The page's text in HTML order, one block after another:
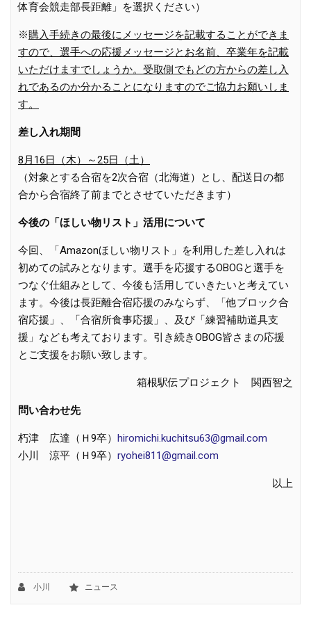
体育会競走部長距離」を選択ください）
※購入手続きの最後にメッセージを記載することができま
すので、選手への応援メッセージとお名前、卒業年を記載
いただけますでしょうか。受取側でもどの方からの差し入
れであるのか分かることになりますのでご協力お願いしま
す。
差し入れ期間
8月16日（木）～25日（土）
（対象とする合宿を2次合宿（北海道）とし、配送日の都
合から合宿終了前までとさせていただきます）
今後の「ほしい物リスト」活用について
今回、「Amazonほしい物リスト」を利用した差し入れは
初めての試みとなります。選手を応援するOBOGと選手を
つなぐ仕組みとして、今後も活用していきたいと考えてい
ます。今後は長距離合宿応援のみならず、「他ブロック合
宿応援」、「合宿所食事応援」、及び「練習補助道具支
援」なども考えております。引き続きOBOG皆さまの応援
とご支援をお願い致します。
箱根駅伝プロジェクト 関西智之
問い合わせ先
朽津 広達（Ｈ9卒）
hiromichi.kuchitsu63@gmail.com
小川 涼平（Ｈ9卒） ryohei811@gmail.com
以上
小川 ニュース